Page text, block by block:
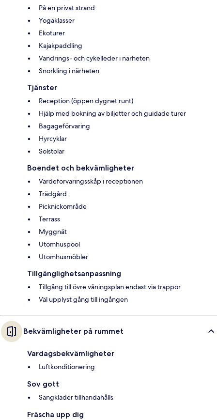
På en privat strand
Yogaklasser
Ekoturer
Kajakpaddling
Vandrings- och cykelleder i närheten
Snorkling i närheten
Tjänster
Reception (öppen dygnet runt)
Hjälp med bokning av biljetter och guidade turer
Bagageförvaring
Hyrcyklar
Solstolar
Boendet och bekvämligheter
Värdeförvaringsskåp i receptionen
Trädgård
Picknickområde
Terrass
Myggnät
Utomhuspool
Utomhusmöbler
Tillgänglighetsanpassning
Tillgång till övre våningsplan endast via trappor
Väl upplyst gång till ingången
Bekvämligheter på rummet
Vardagsbekvämligheter
Luftkonditionering
Sov gott
Sängkläder tillhandahålls
Fräscha upp dig